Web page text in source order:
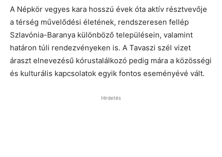
A Népkör vegyes kara hosszú évek óta aktív résztvevője
a térség művelődési életének, rendszeresen fellép
Szlavónia-Baranya különböző településein, valamint
határon túli rendezvényeken is. A Tavaszi szél vizet
áraszt elnevezésű kórustalálkozó pedig mára a közösségi
és kulturális kapcsolatok egyik fontos eseményévé vált.
Hirdetés